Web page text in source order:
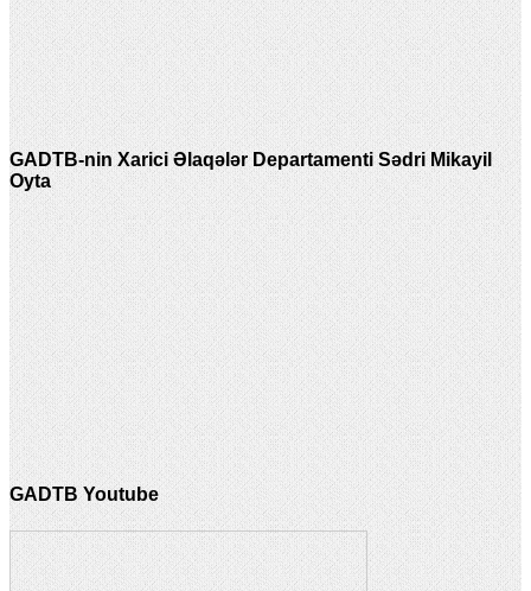
GADTB-nin Xarici Əlaqələr Departamenti Sədri Mikayil
Oyta
GADTB Youtube